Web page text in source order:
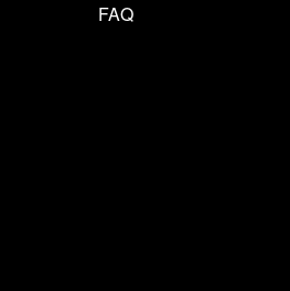
FAQ